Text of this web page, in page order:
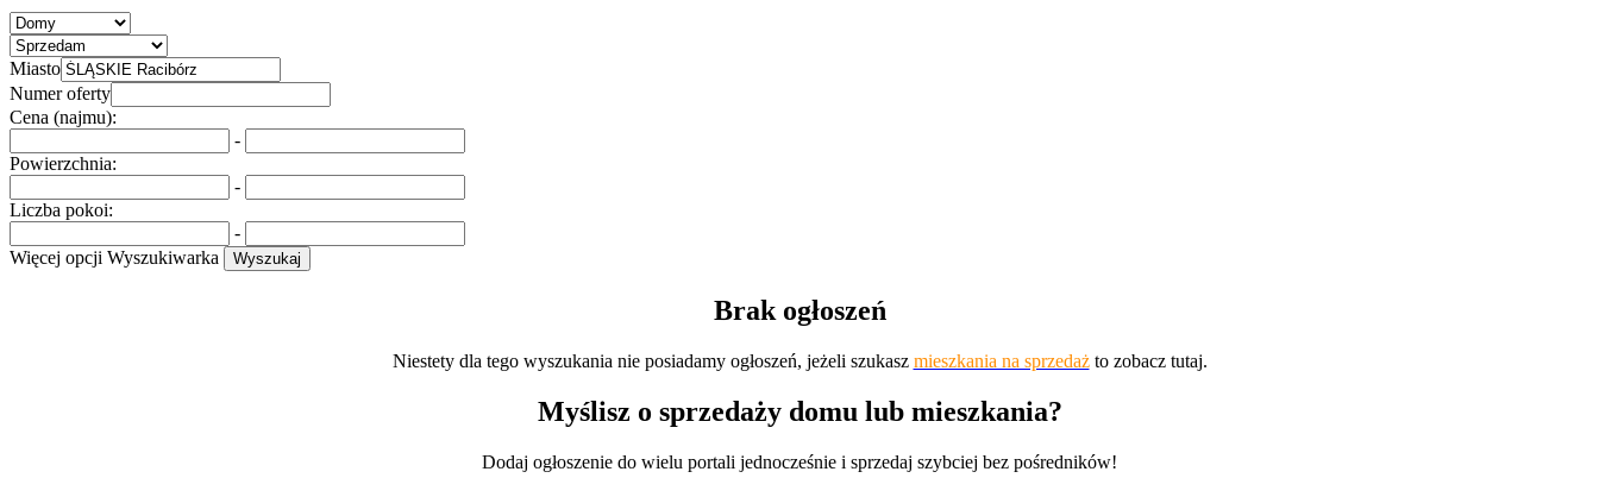
Miasto
Numer oferty
Cena (najmu):
-
Powierzchnia:
-
Liczba pokoi:
-
Więcej opcji Wyszukiwarka Wyszukaj
Brak ogłoszeń
Niestety dla tego wyszukania nie posiadamy ogłoszeń, jeżeli szukasz mieszkania na sprzedażto zobacz tutaj.
Myślisz o sprzedaży domu lub mieszkania?
Dodaj ogłoszenie do wielu portali jednocześnie i sprzedaj szybciej bez pośredników!